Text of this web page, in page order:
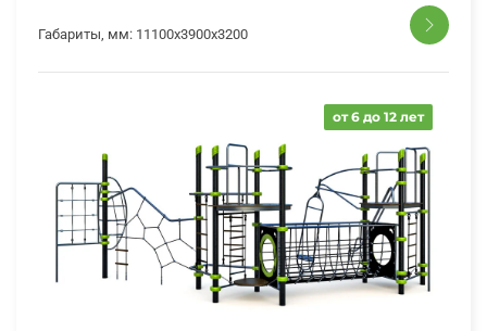
Габариты, мм: 11100х3900х3200
от 6 до 12 лет